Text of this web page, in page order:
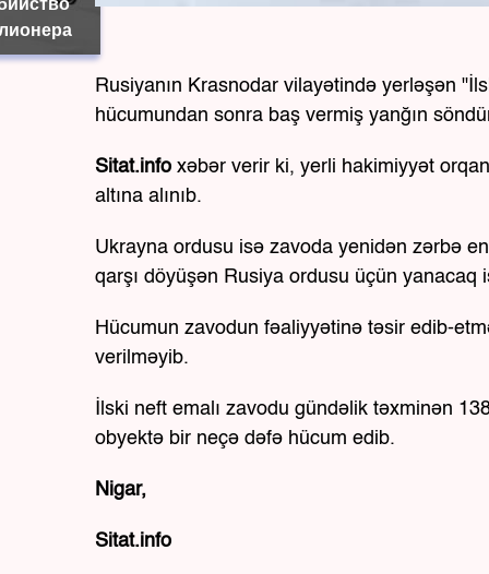
Rusiyanın Krasnodar vilayətində yerləşən
hücumundan sonra baş vermiş yanğın
Sitat.info xəbər verir ki, yerli hakimiyyət
altına alınıb.
Ukrayna ordusu isə zavoda yenidən zərbə
qarşı döyüşən Rusiya ordusu üçün yanacaq
Hücumun zavodun fəaliyyətinə təsir edib-
verilməyib.
İlski neft emalı zavodu gündəlik təxminən
obyektə bir neçə dəfə hücum edib.
Nigar,
Sitat.info